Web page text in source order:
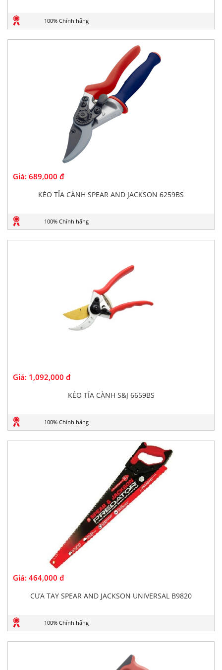
100% Chính hãng
Giá: 689,000 đ
KÉO TỈA CÀNH SPEAR AND JACKSON 6259BS
100% Chính hãng
Giá: 1,092,000 đ
KÉO TỈA CÀNH S&J 6659BS
100% Chính hãng
Giá: 464,000 đ
CƯA TAY SPEAR AND JACKSON UNIVERSAL B9820
100% Chính hãng